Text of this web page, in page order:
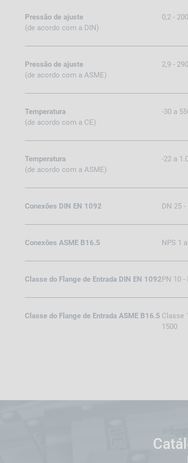
Pressão de ajuste
(de acordo com a DIN)
0,2 -
Pressão de ajuste
(de acordo com a ASME)
2,9 -
Temperatura
(de acordo com a CE)
-30 a
Temperatura
(de acordo com a ASME)
-22 a
Conexões DIN EN 1092 DN 25 -
Conexões ASME B16.5 NPS 1
Classe do Flange de Entrada DIN EN 1092PN 10 -
Classe do Flange de Entrada ASME B16.5 Classe
1500